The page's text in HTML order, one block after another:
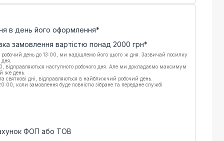
в день його оформлення*
замовлення вартістю понад 2000 грн*
робочий день до 13:00, ми надішлемо його цього ж дня. Зазвичай посилку
відправляються наступного робочого дня. Але ми докладаємо максимум
же день.
святкові дні, відправляються в найближчий робочий день.
коли замовлення буде повністю зібране та передане службі
ФОП або ТОВ